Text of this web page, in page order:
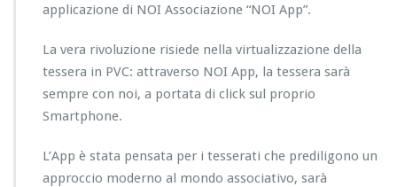
applicazione di NOI Associazione “NOI App”.
La vera rivoluzione risiede nella virtualizzazione della
tessera in PVC: attraverso NOI App, la tessera sarà
sempre con noi, a portata di click sul proprio
Smartphone.
L’App è stata pensata per i tesserati che prediligono un
approccio moderno al mondo associativo, sarà